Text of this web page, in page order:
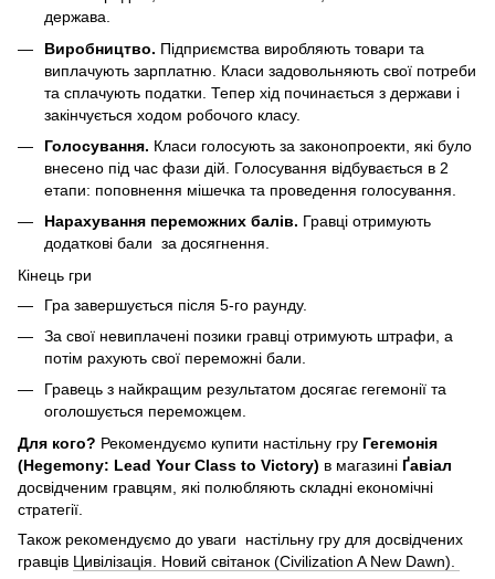
держава.
Виробництво. Підприємства виробляють товари та
виплачують зарплатню. Класи задовольняють свої потреби
та сплачують податки. Тепер хід починається з держави і
закінчується ходом робочого класу.
Голосування. Класи голосують за законопроекти, які було
внесено під час фази дій. Голосування відбувається в 2
етапи: поповнення мішечка та проведення голосування.
Нарахування переможних балів. Гравці отримують
додаткові бали за досягнення.
Кінець гри
Гра завершується після 5-го раунду.
За свої невиплачені позики гравці отримують штрафи, а
потім рахують свої переможні бали.
Гравець з найкращим результатом досягає гегемонії та
оголошується переможцем.
Для кого? Рекомендуємо купити настільну гру Гегемонія
(Hegemony: Lead Your Class to Victory) в магазині Ґавіал
досвідченим гравцям, які полюбляють складні економічні
стратегії.
Також рекомендуємо до уваги настільну гру для досвідчених
гравців Цивілізація. Новий світанок (Civilization A New Dawn).